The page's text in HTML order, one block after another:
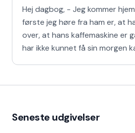
Hej dagbog, - Jeg kommer
første jeg høre fra ham er, at
over, at hans kaffemaskine er
har ikke kunnet få sin morgen
Seneste udgivelser